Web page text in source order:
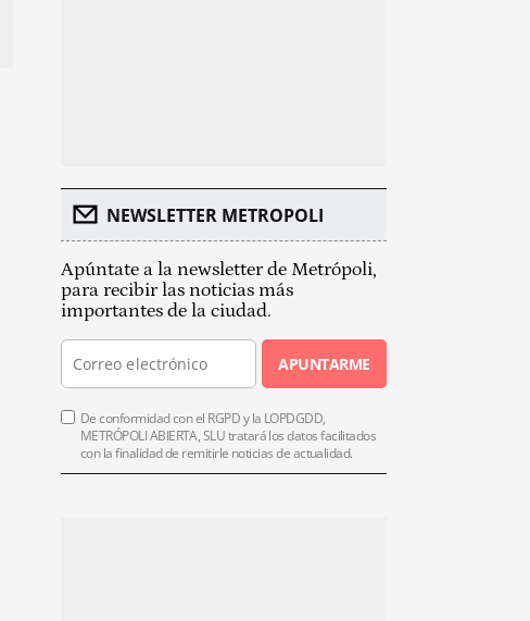
NEWSLETTER METROPOLI
Apúntate a la newsletter de Metrópoli,
para recibir las noticias más
importantes de la ciudad.
APUNTARME
De conformidad con el RGPD y la LOPDGDD,
METRÓPOLI ABIERTA, SLU tratará los datos facilitados
con la finalidad de remitirle noticias de actualidad.